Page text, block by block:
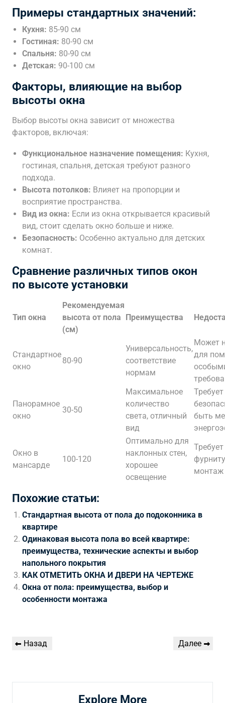
Примеры стандартных значений:
Кухня: 85-90 см
Гостиная: 80-90 см
Спальня: 80-90 см
Детская: 90-100 см
Факторы, влияющие на выбор
высоты окна
Выбор высоты окна зависит от множества
факторов, включая:
Функциональное назначение помещения: Кухня,
гостиная, спальня, детская требуют разного
подхода.
Высота потолков: Влияет на пропорции и
восприятие пространства.
Вид из окна: Если из окна открывается красивый
вид, стоит сделать окно больше и ниже.
Безопасность: Особенно актуально для детских
комнат.
Сравнение различных типов окон
по высоте установки
Тип окна
Рекомендуемая
высота от пола
(см)
Преимущества
Стандартное
окно
80-90
Универсальность,
соответствие
нормам
Может
для
Панорамное
окно
30-50
Максимальное
количество
света, отличный
вид
быть
Окно в
мансарде
100-120
Оптимально для
наклонных стен,
хорошее
освещение
монтаж
Похожие статьи:
Стандартная высота от пола до подоконника в
квартире
Одинаковая высота пола во всей квартире:
преимущества, технические аспекты и выбор
напольного покрытия
КАК ОТМЕТИТЬ ОКНА И ДВЕРИ НА ЧЕРТЕЖЕ
Окна от пола: преимущества, выбор и
особенности монтажа
Навигация
Предыдущая
Назад
Следующая
Далее
Explore More